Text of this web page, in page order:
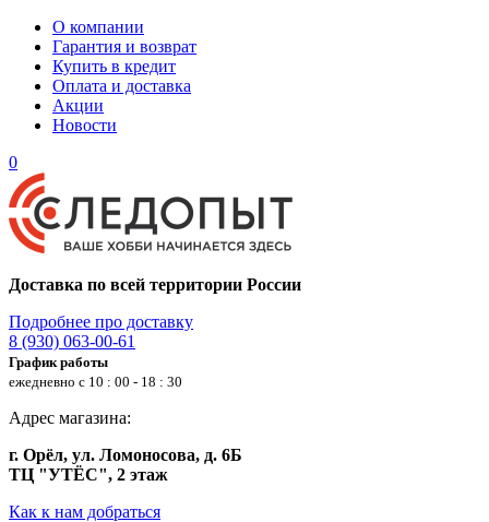
О компании
Гарантия и возврат
Купить в кредит
Оплата и доставка
Акции
Новости
0
Доставка по всей территории России
Подробнее про доставку
8 (930) 063-00-61
График работы
ежедневно с 10 : 00 - 18 : 30
Адрес магазина:
г. Орёл, ул. Ломоносова, д. 6Б
ТЦ "УТЁС", 2 этаж
Как к нам добраться